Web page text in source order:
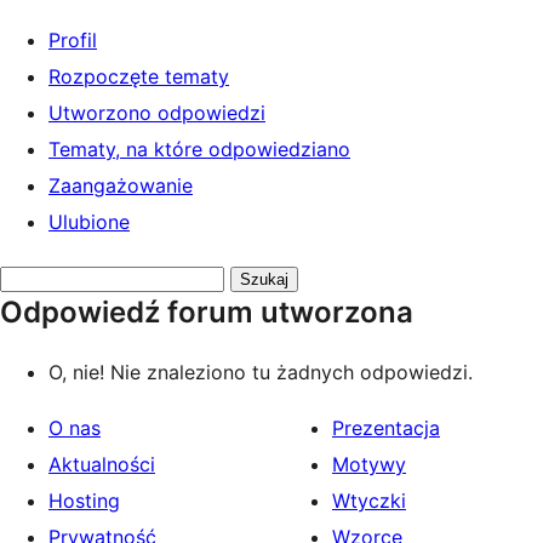
Profil
Rozpoczęte tematy
Utworzono odpowiedzi
Tematy, na które odpowiedziano
Zaangażowanie
Ulubione
odpowiedzi:
Odpowiedź forum utworzona
O, nie! Nie znaleziono tu żadnych odpowiedzi.
O nas
Aktualności
Hosting
Prywatność
Prezentacja
Motywy
Wtyczki
Wzorce